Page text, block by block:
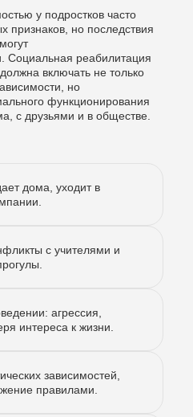
у подростков часто
признаков, но последствия
могут
Социальная реабилитация
включать не только
но
функционирования
с друзьями и в обществе.
дома, уходит в
с учителями и
агрессия,
интереса к жизни.
зависимостей,
правилами.